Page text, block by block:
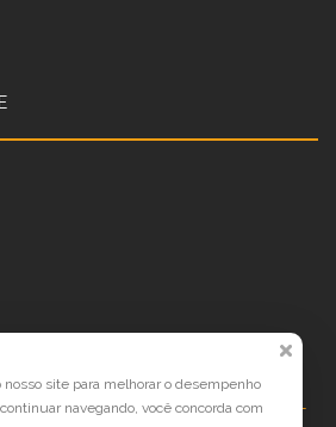
70JATIÚCA, MACEIÓ - AL
nosso site para melhorar o desempenho
navegando, você concorda com